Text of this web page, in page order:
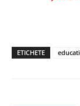
ETICHETE